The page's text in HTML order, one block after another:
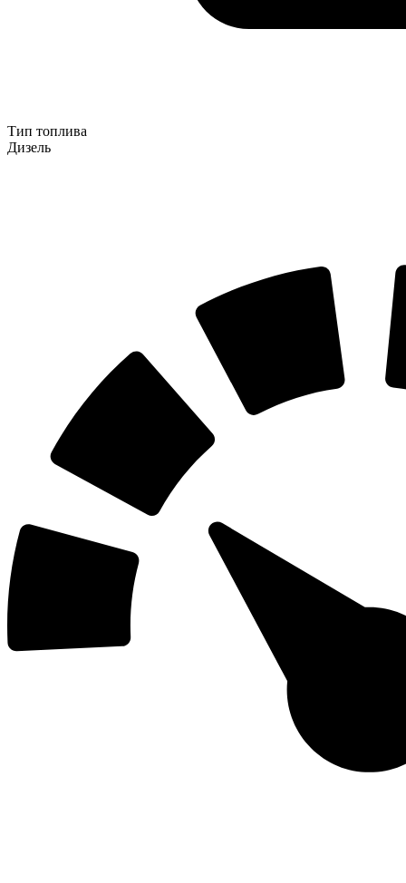
Тип топлива
Дизель